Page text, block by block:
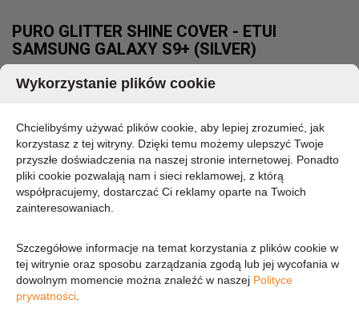
PURO GLITTER SHINE COVER - ETUI
SAMSUNG GALAXY S9+ (SILVER)
MARKA:
PURO
SGS9PSHINESIL
DOSTĘPNOŚĆ:
CHWILOWO BRAK - PROSZĘ PYTAĆ
63,08 zł
51,29 zł (cena netto)
OPIS
Wykorzystanie plików cookie
Chcielibyśmy używać plików cookie, aby lepiej zrozumieć, jak
korzystasz z tej witryny. Dzięki temu możemy ulepszyć Twoje
przyszłe doświadczenia na naszej stronie internetowej. Ponadto
pliki cookie pozwalają nam i sieci reklamowej, z którą
współpracujemy, dostarczać Ci reklamy oparte na Twoich
zainteresowaniach.
Szczegółowe informacje na temat korzystania z plików cookie w
tej witrynie oraz sposobu zarządzania zgodą lub jej wycofania w
dowolnym momencie można znaleźć w naszej Polityce
prywatności